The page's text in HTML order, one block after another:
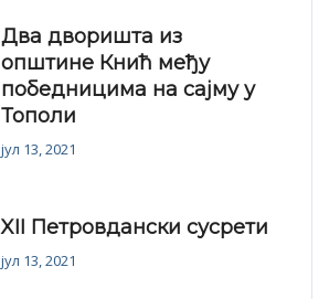
Два дворишта из
општине Кнић међу
победницима на сајму у
Тополи
јул 13, 2021
XII Петровдански сусрети
јул 13, 2021